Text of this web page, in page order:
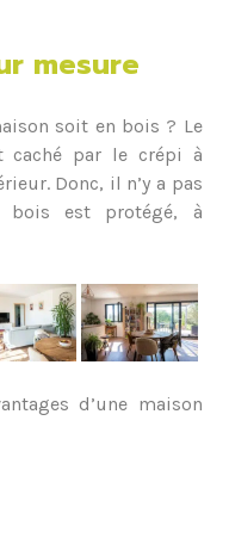
mesure
soit en bois ? Le
caché par le crépi à
Donc, il n’y a pas
bois est protégé, à
d’une maison